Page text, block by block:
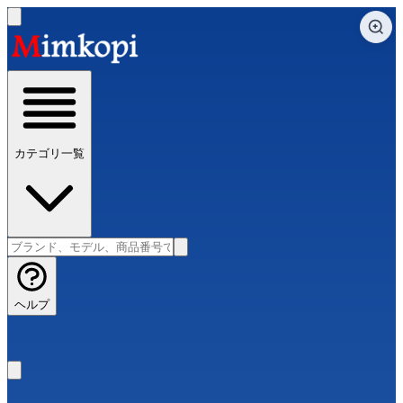
カテゴリ一覧
ヘルプ